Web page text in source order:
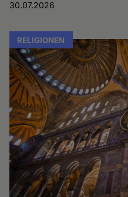
30.07.2026
RELIGIONEN